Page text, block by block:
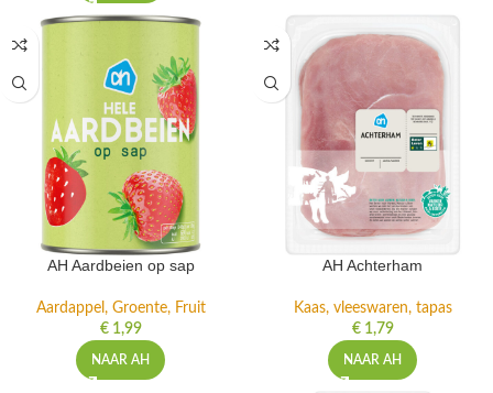
NAAR AH
Aardappel, Groente, Fruit
€ 1,99
NAAR AH
Kaas, vleeswaren, tapas
€ 1,79
NAAR AH